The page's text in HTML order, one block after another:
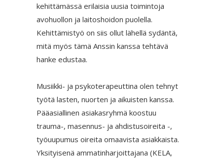
kehittämässä erilaisia uusia toimintoja
avohuollon ja laitoshoidon puolella.
Kehittämistyö on siis ollut lähellä sydäntä,
mitä myös tämä Anssin kanssa tehtävä
hanke edustaa.
Musiikki- ja psykoterapeuttina olen tehnyt
työtä lasten, nuorten ja aikuisten kanssa.
Pääasiallinen asiakasryhmä koostuu
trauma-, masennus- ja ahdistusoireita -,
työuupumus oireita omaavista asiakkaista.
Yksityisenä ammatinharjoittajana (KELA,